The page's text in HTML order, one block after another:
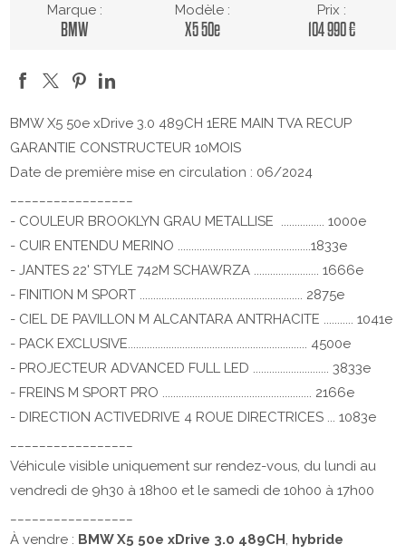
Marque :
BMW
Modèle :
X5 50e
Prix :
104 990 €
BMW X5 50e xDrive 3.0 489CH 1ERE MAIN TVA RECUP
GARANTIE CONSTRUCTEUR 10MOIS
Date de première mise en circulation : 06/2024
- COULEUR BROOKLYN GRAU METALLISE ................ 1000e
- CUIR ENTENDU MERINO .................................................1833e
- JANTES 22' STYLE 742M SCHAWRZA ........................ 1666e
- FINITION M SPORT ............................................................ 2875e
- CIEL DE PAVILLON M ALCANTARA ANTRHACITE ........... 1041e
- PACK EXCLUSIVE.................................................................. 4500e
- PROJECTEUR ADVANCED FULL LED ............................ 3833e
- FREINS M SPORT PRO ....................................................... 2166e
- DIRECTION ACTIVEDRIVE 4 ROUE DIRECTRICES ... 1083e
Véhicule visible uniquement sur rendez-vous, du lundi au
vendredi de 9h30 à 18h00 et le samedi de 10h00 à 17h00
À vendre : BMW X5 50e xDrive 3.0 489CH, hybride